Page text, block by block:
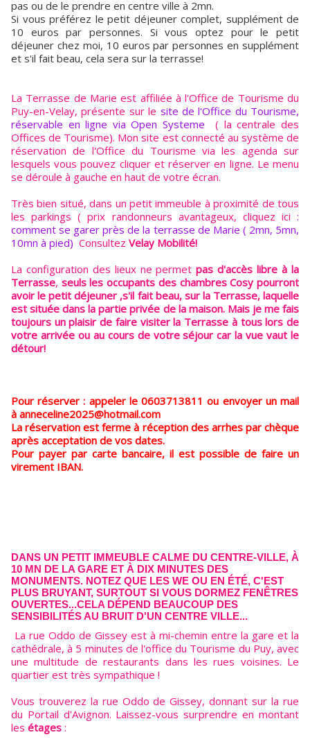
pas ou de le prendre en centre ville à 2mn.
Si vous préférez le petit déjeuner complet, supplément de
10 euros par personnes. Si vous optez pour le petit
déjeuner chez moi, 10 euros par personnes en supplément
et s'il fait beau, cela sera sur la terrasse!
La Terrasse de Marie est affiliée à l'Office de Tourisme du
Puy-en-Velay, présente sur le site de l'Office du Tourisme,
réservable en ligne via Open Systeme
( la centrale des
Offices de Tourisme). Mon site est connecté au système de
réservation de l'Office du Tourisme via les agenda sur
lesquels vous pouvez cliquer et réserver en ligne. Le menu
se déroule à gauche en haut de votre écran.
Très bien situé, dans un petit immeuble à proximité de tous
les parkings ( prix randonneurs avantageux, cliquez ici :
comment se garer près de la terrasse de Marie ( 2mn, 5mn,
10mn à pied) Consultez Velay Mobilité!
La configuration des lieux ne permet pas d'accès libre à la
Terrasse, seuls les occupants des chambres Cosy pourront
avoir le petit déjeuner ,s'il fait beau, sur la Terrasse, laquelle
est située dans la partie privée de la maison. Mais je me fais
toujours un plaisir de faire visiter la Terrasse à tous lors de
votre arrivée ou au cours de votre séjour car la vue vaut le
détour!
Pour réserver : appeler le 0603713811 ou envoyer un mail
à anneceline2025@hotmail.com
La réservation est ferme à réception des arrhes par chèque
après acceptation de vos dates.
Pour payer par carte bancaire, il est possible de faire un
virement IBAN.
DANS UN PETIT IMMEUBLE CALME DU CENTRE-VILLE, À
10 MN DE LA GARE ET À DIX MINUTES DES
MONUMENTS. NOTEZ QUE LES WE OU EN ÉTÉ, C'EST
PLUS BRUYANT, SURTOUT SI VOUS DORMEZ FENÊTRES
OUVERTES...CELA DÉPEND BEAUCOUP DES
SENSIBILITÉS AU BRUIT D'UN CENTRE VILLE...
La rue Oddo de Gissey est à mi-chemin entre la gare et la
cathédrale, à 5 minutes de l'office du Tourisme du Puy, avec
une multitude de restaurants dans les rues voisines. Le
quartier est très sympathique !
Vous trouverez la rue Oddo de Gissey, donnant sur la rue
du Portail d'Avignon. Laissez-vous surprendre en montant
les étages :